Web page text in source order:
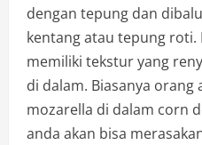
dengan tepung dan
kentang atau tepung roti.
memiliki tekstur yang
di dalam. Biasanya orang
mozarella di dalam corn
anda akan bisa